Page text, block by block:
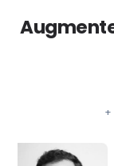
+